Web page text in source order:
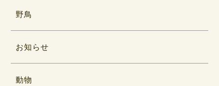
野鳥
お知らせ
動物